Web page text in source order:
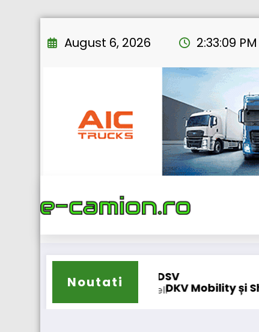
to
August 6, 2026 2:33:11 PM
Home
Noutati
și Shell își extind parteneriatul european
Blue